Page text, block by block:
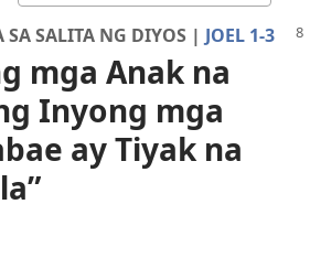
bagong
window)
SALITA NG DIYOS | JOEL 1-3
mga Anak na
Inyong mga
ay Tiyak na